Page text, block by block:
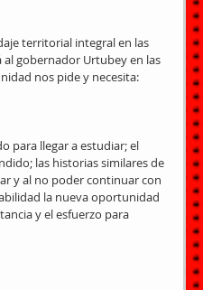
territorial integral en las
gobernador Urtubey en las
nos pide y necesita:
para llegar a estudiar; el
las historias similares de
y al no poder continuar con
la nueva oportunidad
y el esfuerzo para